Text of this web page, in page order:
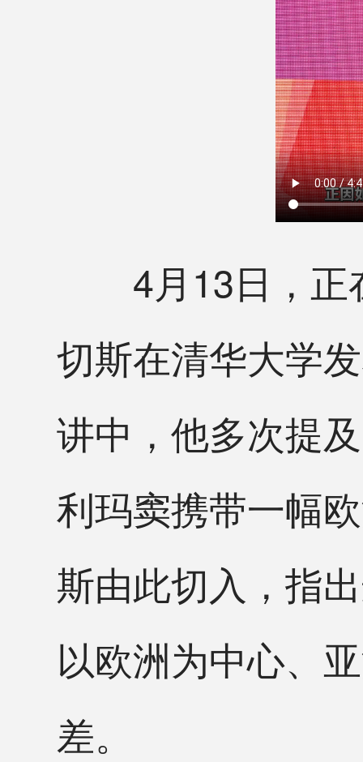
4月13日，正
切斯在清华大学
讲中，他多次提
利玛窦携带一幅
斯由此切入，指
以欧洲为中心、
差。